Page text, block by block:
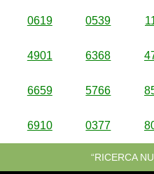
0619 0539
4901 6368
6659 5766
6910 0377
“RICERCA